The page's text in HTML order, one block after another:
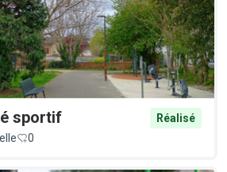
sportif
Réalisé
0